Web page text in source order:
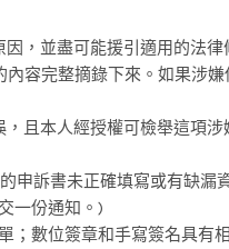
，並盡可能援引適用的法
容完整摘錄下來。如果涉
且本人經授權可檢舉這項
申訴書未正確填寫或有缺漏
一份通知。)
；數位簽章和手寫簽名具有